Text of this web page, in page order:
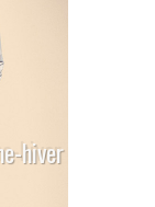
hiver